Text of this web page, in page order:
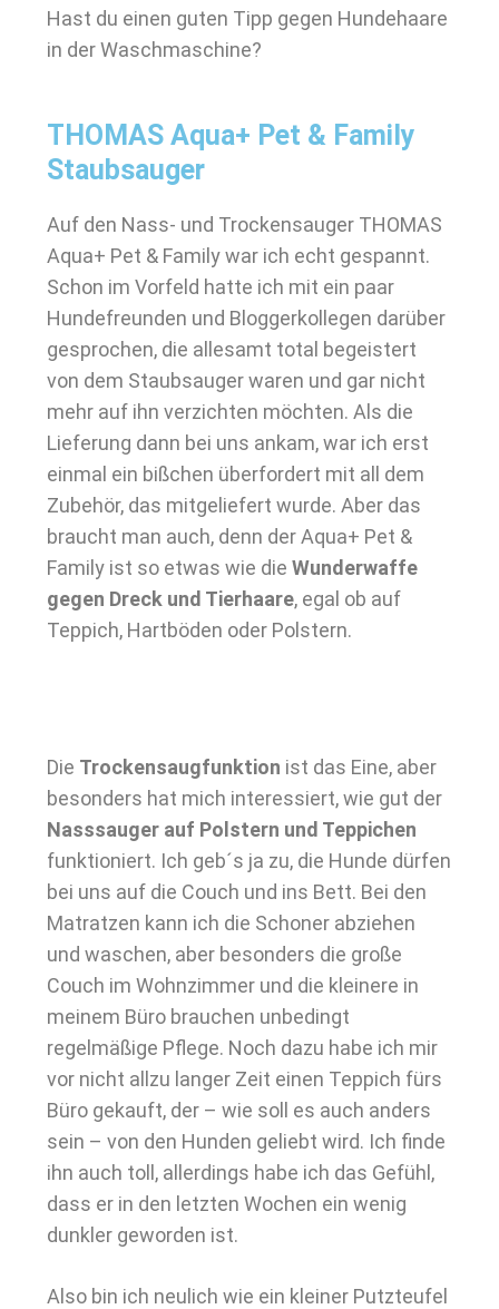
Hast du einen guten Tipp gegen Hundehaare
in der Waschmaschine?
THOMAS Aqua+ Pet & Family
Staubsauger
Auf den Nass- und Trockensauger THOMAS
Aqua+ Pet & Family war ich echt gespannt.
Schon im Vorfeld hatte ich mit ein paar
Hundefreunden und Bloggerkollegen darüber
gesprochen, die allesamt total begeistert
von dem Staubsauger waren und gar nicht
mehr auf ihn verzichten möchten. Als die
Lieferung dann bei uns ankam, war ich erst
einmal ein bißchen überfordert mit all dem
Zubehör, das mitgeliefert wurde. Aber das
braucht man auch, denn der Aqua+ Pet &
Family ist so etwas wie die Wunderwaffe
gegen Dreck und Tierhaare, egal ob auf
Teppich, Hartböden oder Polstern.
Die Trockensaugfunktion ist das Eine, aber
besonders hat mich interessiert, wie gut der
Nasssauger auf Polstern und Teppichen
funktioniert. Ich geb´s ja zu, die Hunde dürfen
bei uns auf die Couch und ins Bett. Bei den
Matratzen kann ich die Schoner abziehen
und waschen, aber besonders die große
Couch im Wohnzimmer und die kleinere in
meinem Büro brauchen unbedingt
regelmäßige Pflege. Noch dazu habe ich mir
vor nicht allzu langer Zeit einen Teppich fürs
Büro gekauft, der – wie soll es auch anders
sein – von den Hunden geliebt wird. Ich finde
ihn auch toll, allerdings habe ich das Gefühl,
dass er in den letzten Wochen ein wenig
dunkler geworden ist.
Also bin ich neulich wie ein kleiner Putzteufel